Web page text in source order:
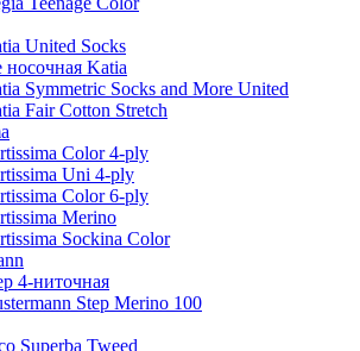
United Socks
носочная Katia
Symmetric Socks and More United
Fair Cotton Stretch
Color 4-ply
Uni 4-ply
Color 6-ply
Merino
Sockina Color
4-ниточная
Step Merino 100
Superba Tweed